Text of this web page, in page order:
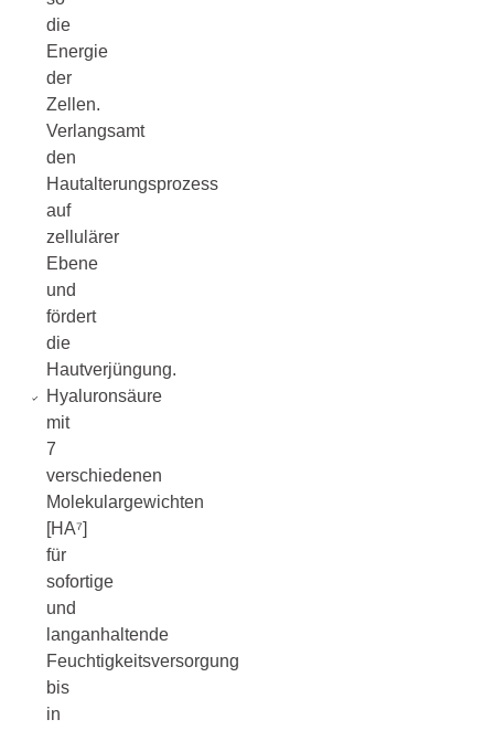
die
Energie
der
Zellen.
Verlangsamt
den
Hautalterungsprozess
auf
zellulärer
Ebene
und
fördert
die
Hautverjüngung.
Hyaluronsäure
mit
7
verschiedenen
Molekulargewichten
[HA⁷]
für
sofortige
und
langanhaltende
Feuchtigkeitsversorgung
bis
in